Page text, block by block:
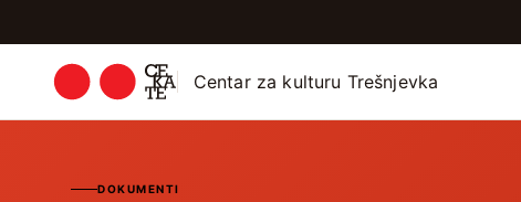
Centar za kulturu Trešnjevka
DOKUMENTI